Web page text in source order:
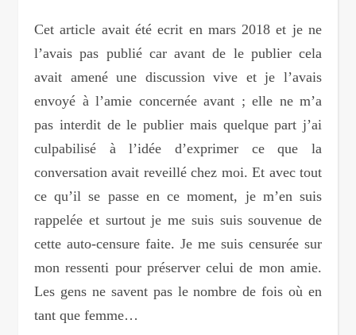
Cet article avait été ecrit en mars 2018 et je ne
l’avais pas publié car avant de le publier cela
avait amené une discussion vive et je l’avais
envoyé à l’amie concernée avant ; elle ne m’a
pas interdit de le publier mais quelque part j’ai
culpabilisé à l’idée d’exprimer ce que la
conversation avait reveillé chez moi. Et avec tout
ce qu’il se passe en ce moment, je m’en suis
rappelée et surtout je me suis suis souvenue de
cette auto-censure faite. Je me suis censurée sur
mon ressenti pour préserver celui de mon amie.
Les gens ne savent pas le nombre de fois où en
tant que femme…